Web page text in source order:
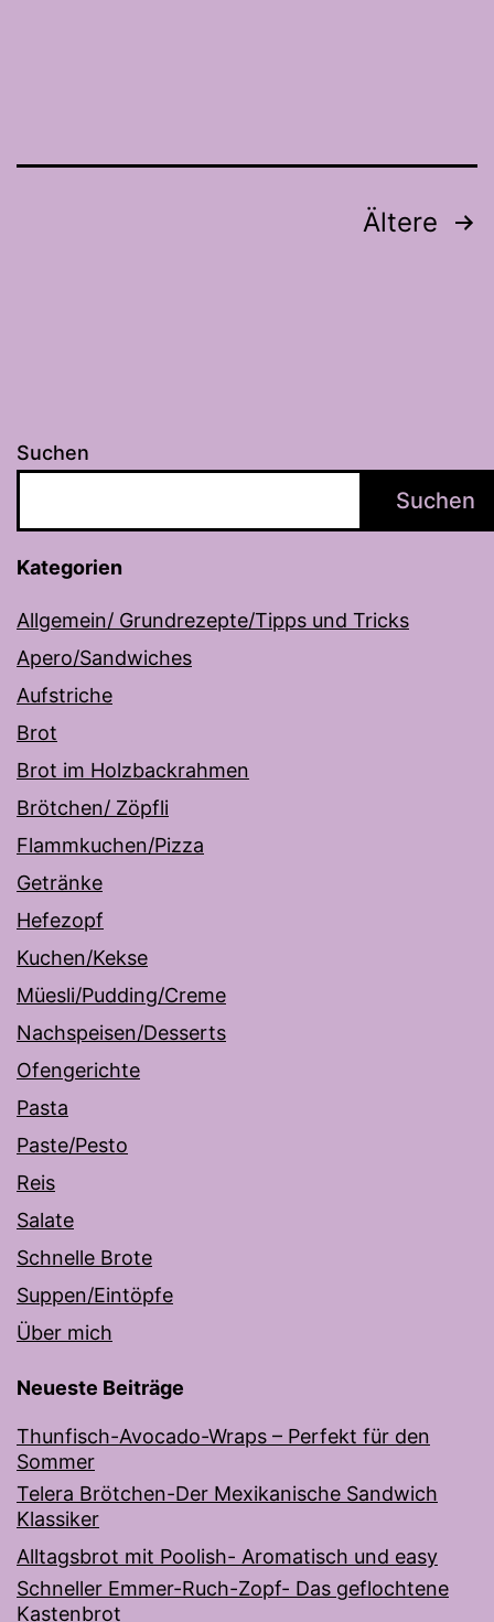
Seitennummerierung
Ältere
Suchen
Suchen
Kategorien
Allgemein/ Grundrezepte/Tipps und Tricks
Apero/Sandwiches
Aufstriche
Brot
Brot im Holzbackrahmen
Brötchen/ Zöpfli
Flammkuchen/Pizza
Getränke
Hefezopf
Kuchen/Kekse
Müesli/Pudding/Creme
Nachspeisen/Desserts
Ofengerichte
Pasta
Paste/Pesto
Reis
Salate
Schnelle Brote
Suppen/Eintöpfe
Über mich
Neueste Beiträge
Thunfisch-Avocado-Wraps – Perfekt für den
Sommer
Telera Brötchen-Der Mexikanische Sandwich
Klassiker
Alltagsbrot mit Poolish- Aromatisch und easy
Schneller Emmer-Ruch-Zopf- Das geflochtene
Kastenbrot